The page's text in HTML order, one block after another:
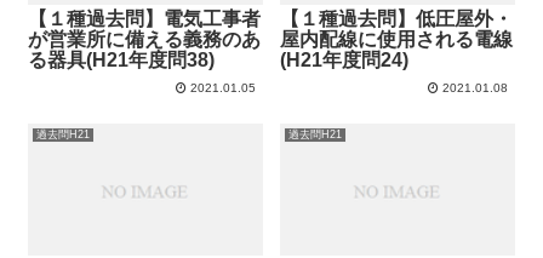
【１種過去問】電気工事者
が営業所に備える義務のあ
る器具(H21年度問38)
2021.01.05
【１種過去問】低圧屋外・
屋内配線に使用される電線
(H21年度問24)
2021.01.08
過去問H21 過去問H21